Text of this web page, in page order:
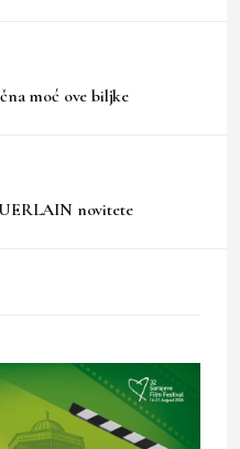
moć ove biljke
novitete